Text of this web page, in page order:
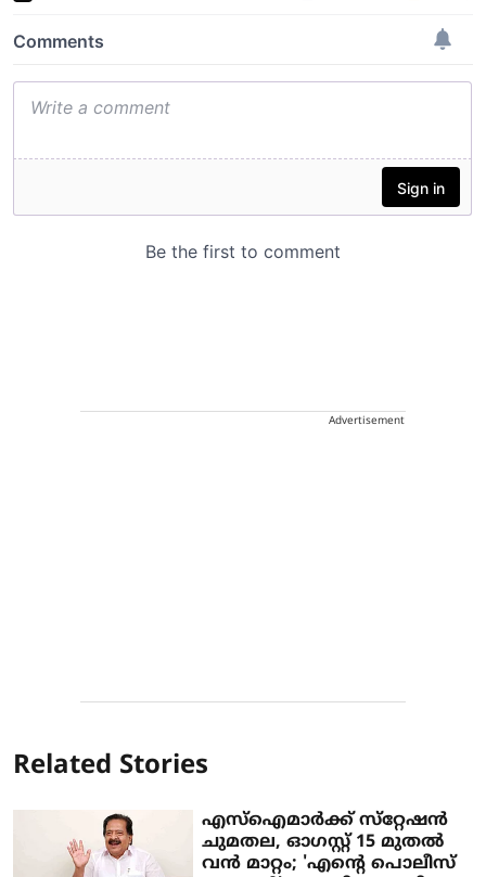
Advertisement
Related Stories
എസ്‌ഐമാര്‍ക്ക് സ്‌റ്റേഷന്‍
ചുമതല, ഓഗസ്റ്റ് 15 മുതല്‍
വന്‍ മാറ്റം; 'എന്റെ പൊലീസ്